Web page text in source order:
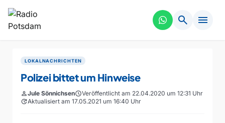
search menu
LOKALNACHRICHTEN
Polizei bittet um Hinweise
personJule SönnichsenscheduleVeröffentlicht am 22.04.2020 um 12:31 Uhr
updateAktualisiert am 17.05.2021 um 16:40 Uhr